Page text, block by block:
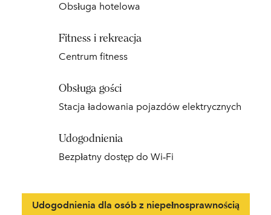
Obsługa hotelowa
Fitness i rekreacja
Centrum fitness
Obsługa gości
Stacja ładowania pojazdów elektrycznych
Udogodnienia
Bezpłatny dostęp do Wi‑Fi
Udogodnienia dla osób z niepełnosprawnością